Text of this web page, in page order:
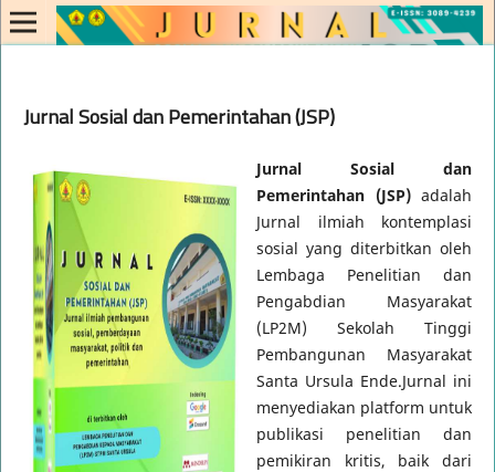
Jurnal Sosial dan Pemerintahan (JSP)
Jurnal Sosial dan
Pemerintahan (JSP)adalah
Jurnal ilmiah kontemplasi
sosial yang diterbitkan oleh
Lembaga Penelitian dan
Pengabdian Masyarakat
(LP2M) Sekolah Tinggi
Pembangunan Masyarakat
Santa Ursula Ende.Jurnal ini
menyediakan platform untuk
publikasi penelitian dan
pemikiran kritis, baik dari